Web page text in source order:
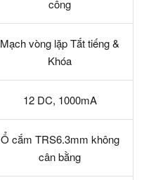
công
Mạch vòng lặp Tắt tiếng &
Khóa
12 DC, 1000mA
Ổ cắm TRS6.3mm không
cân bằng